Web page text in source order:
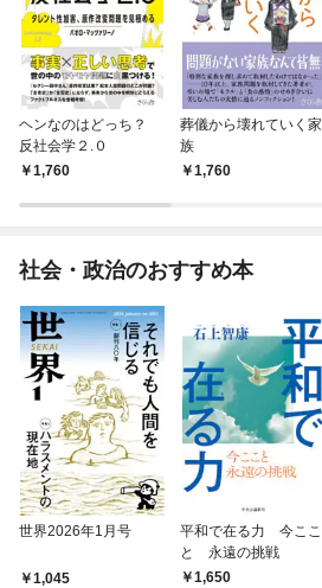
ヘンなのはどっち？
反社会学２.０
1,760
葬儀から壊れていく家
族
1,760
社会・政治のおすすめ本
世界2026年1月号
1,045
平和で在る力 今ここ
と 永遠の挑戦
1,650